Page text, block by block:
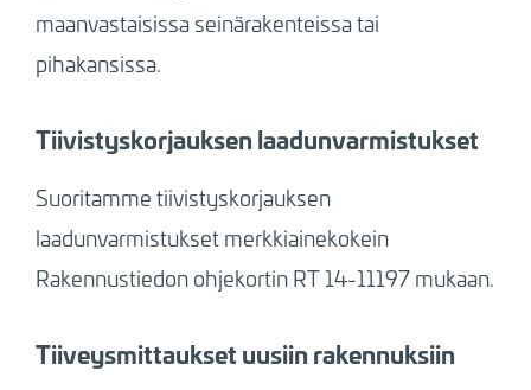
maanvastaisissa seinärakenteissa tai
pihakansissa.
Tiivistyskorjauksen laadunvarmistukset
Suoritamme tiivistyskorjauksen
laadunvarmistukset merkkiainekokein
Rakennustiedon ohjekortin RT 14-11197 mukaan.
Tiiveysmittaukset uusiin rakennuksiin